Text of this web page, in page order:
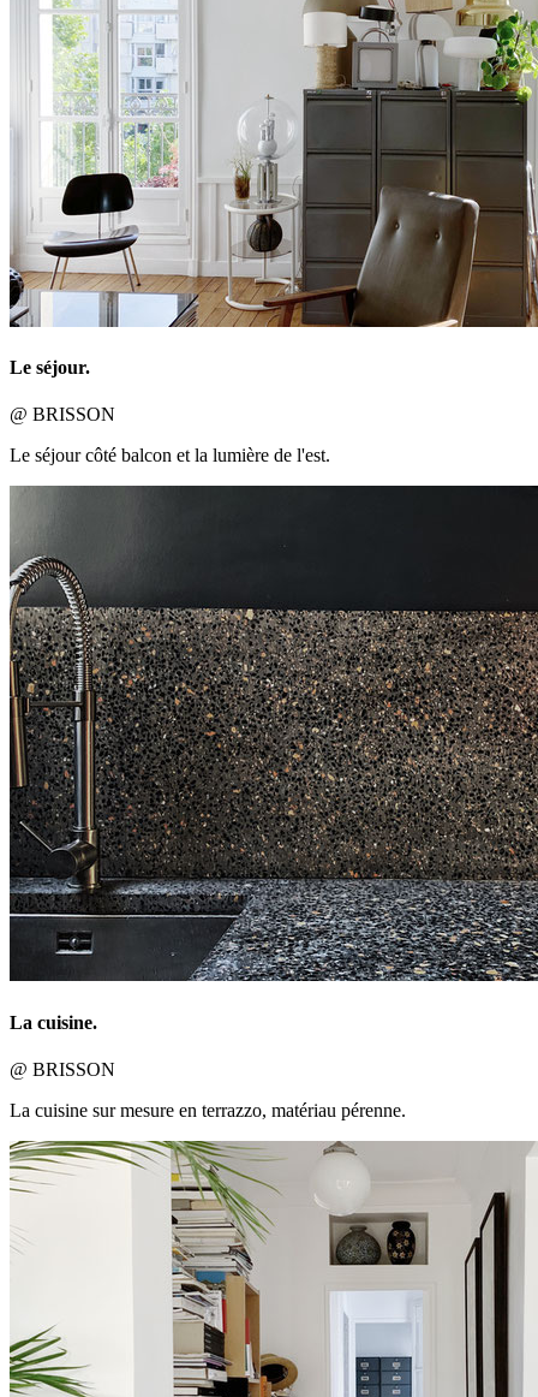
Le séjour.
@ BRISSON
Le séjour côté balcon et la lumière de l'est.
La cuisine.
@ BRISSON
La cuisine sur mesure en terrazzo, matériau pérenne.